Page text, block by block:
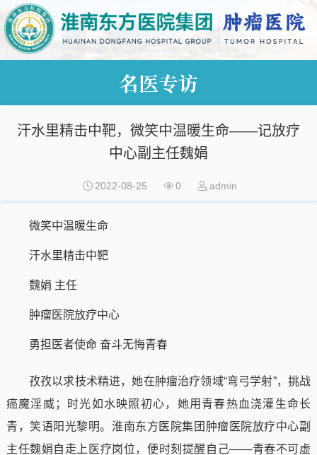
名医专访
汗水里精击中靶，微笑中温暖生命——记放疗
中心副主任魏娟
2022-08-25 0 admin
微笑中温暖生命
汗水里精击中靶
魏娟 主任
肿瘤医院放疗中心
勇担医者使命 奋斗无悔青春
孜孜以求技术精进，她在肿瘤治疗领域“弯弓学射”，挑战
癌魔淫威；时光如水映照初心，她用青春热血浇灌生命长
青，笑语阳光黎明。淮南东方医院集团肿瘤医院放疗中心副
主任魏娟自走上医疗岗位，便时刻提醒自己——青春不可虚